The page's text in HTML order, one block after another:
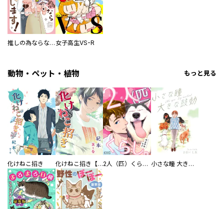
推しの為ならなんでもします！ 女子高生VS-R
動物・ペット・植物 もっと見る
化けねこ招き 化けねこ招き【描きおろし付合冊版】 2人（匹）くらし。 小さな瞳 大きな鼓動